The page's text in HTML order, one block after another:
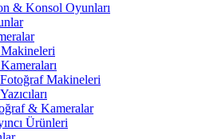
& Konsol Oyunları
Makineleri
& Kameralar
Ürünleri